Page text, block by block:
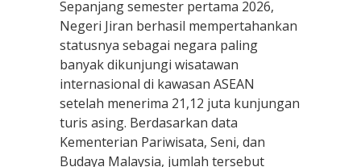
Sepanjang semester pertama 2026,
Negeri Jiran berhasil mempertahankan
statusnya sebagai negara paling
banyak dikunjungi wisatawan
internasional di kawasan ASEAN
setelah menerima 21,12 juta kunjungan
turis asing. Berdasarkan data
Kementerian Pariwisata, Seni, dan
Budaya Malaysia, jumlah tersebut